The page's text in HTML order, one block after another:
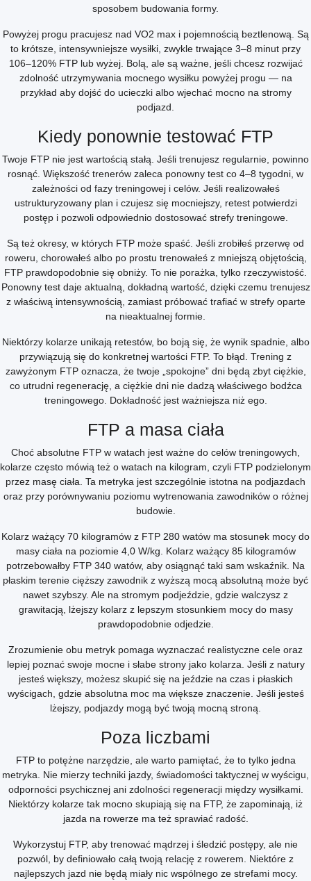
sposobem budowania formy.
Powyżej progu pracujesz nad VO2 max i pojemnością beztlenową. Są
to krótsze, intensywniejsze wysiłki, zwykle trwające 3–8 minut przy
106–120% FTP lub wyżej. Bolą, ale są ważne, jeśli chcesz rozwijać
zdolność utrzymywania mocnego wysiłku powyżej progu — na
przykład aby dojść do ucieczki albo wjechać mocno na stromy
podjazd.
Kiedy ponownie testować FTP
Twoje FTP nie jest wartością stałą. Jeśli trenujesz regularnie, powinno
rosnąć. Większość trenerów zaleca ponowny test co 4–8 tygodni, w
zależności od fazy treningowej i celów. Jeśli realizowałeś
ustrukturyzowany plan i czujesz się mocniejszy, retest potwierdzi
postęp i pozwoli odpowiednio dostosować strefy treningowe.
Są też okresy, w których FTP może spaść. Jeśli zrobiłeś przerwę od
roweru, chorowałeś albo po prostu trenowałeś z mniejszą objętością,
FTP prawdopodobnie się obniży. To nie porażka, tylko rzeczywistość.
Ponowny test daje aktualną, dokładną wartość, dzięki czemu trenujesz
z właściwą intensywnością, zamiast próbować trafiać w strefy oparte
na nieaktualnej formie.
Niektórzy kolarze unikają retestów, bo boją się, że wynik spadnie, albo
przywiązują się do konkretnej wartości FTP. To błąd. Trening z
zawyżonym FTP oznacza, że twoje „spokojne” dni będą zbyt ciężkie,
co utrudni regenerację, a ciężkie dni nie dadzą właściwego bodźca
treningowego. Dokładność jest ważniejsza niż ego.
FTP a masa ciała
Choć absolutne FTP w watach jest ważne do celów treningowych,
kolarze często mówią też o watach na kilogram, czyli FTP podzielonym
przez masę ciała. Ta metryka jest szczególnie istotna na podjazdach
oraz przy porównywaniu poziomu wytrenowania zawodników o różnej
budowie.
Kolarz ważący 70 kilogramów z FTP 280 watów ma stosunek mocy do
masy ciała na poziomie 4,0 W/kg. Kolarz ważący 85 kilogramów
potrzebowałby FTP 340 watów, aby osiągnąć taki sam wskaźnik. Na
płaskim terenie cięższy zawodnik z wyższą mocą absolutną może być
nawet szybszy. Ale na stromym podjeździe, gdzie walczysz z
grawitacją, lżejszy kolarz z lepszym stosunkiem mocy do masy
prawdopodobnie odjedzie.
Zrozumienie obu metryk pomaga wyznaczać realistyczne cele oraz
lepiej poznać swoje mocne i słabe strony jako kolarza. Jeśli z natury
jesteś większy, możesz skupić się na jeździe na czas i płaskich
wyścigach, gdzie absolutna moc ma większe znaczenie. Jeśli jesteś
lżejszy, podjazdy mogą być twoją mocną stroną.
Poza liczbami
FTP to potężne narzędzie, ale warto pamiętać, że to tylko jedna
metryka. Nie mierzy techniki jazdy, świadomości taktycznej w wyścigu,
odporności psychicznej ani zdolności regeneracji między wysiłkami.
Niektórzy kolarze tak mocno skupiają się na FTP, że zapominają, iż
jazda na rowerze ma też sprawiać radość.
Wykorzystuj FTP, aby trenować mądrzej i śledzić postępy, ale nie
pozwól, by definiowało całą twoją relację z rowerem. Niektóre z
najlepszych jazd nie będą miały nic wspólnego ze strefami mocy.